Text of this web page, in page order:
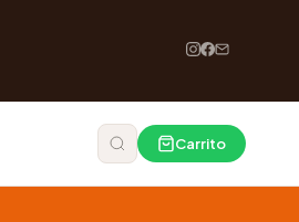
Carrito